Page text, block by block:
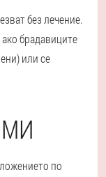
без лечение.
брадавиците
или се
по